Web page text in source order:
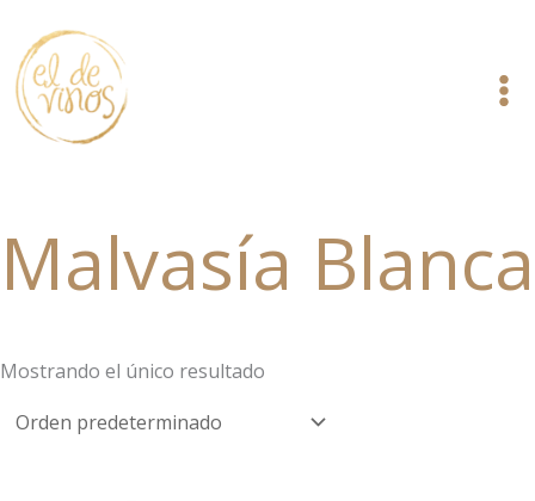
contenido
Malvasía Blanca
Mostrando el único resultado